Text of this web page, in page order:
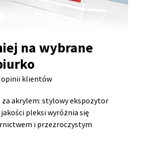
na wybrane
opinii klientów
za akrylem: stylowy ekspozytor
pleksi wyróżnia się
i przezroczystym